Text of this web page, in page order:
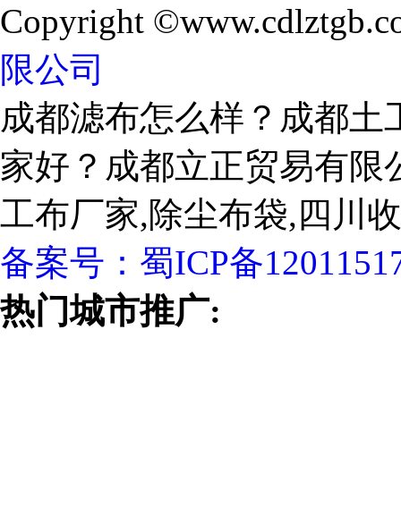
Copyright
限公司
成都滤布怎么样？成都
家好？成都立正贸易有
工布厂家,除尘布袋,四川
备案号： 蜀ICP备
热门城市推广: